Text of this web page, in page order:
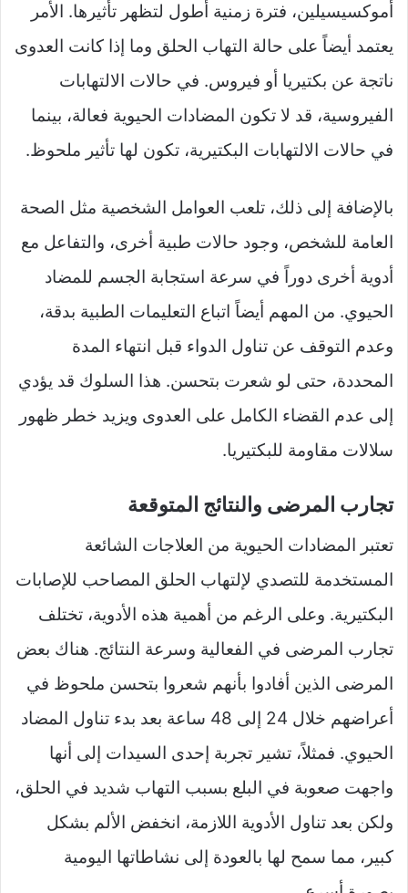
أموكسيسيلين، فترة زمنية أطول لتظهر تأثيرها. الأمر
يعتمد أيضاً على حالة التهاب الحلق وما إذا كانت العدوى
ناتجة عن بكتيريا أو فيروس. في حالات الالتهابات
الفيروسية، قد لا تكون المضادات الحيوية فعالة، بينما
في حالات الالتهابات البكتيرية، تكون لها تأثير ملحوظ.
بالإضافة إلى ذلك، تلعب العوامل الشخصية مثل الصحة
العامة للشخص، وجود حالات طبية أخرى، والتفاعل مع
أدوية أخرى دوراً في سرعة استجابة الجسم للمضاد
الحيوي. من المهم أيضاً اتباع التعليمات الطبية بدقة،
وعدم التوقف عن تناول الدواء قبل انتهاء المدة
المحددة، حتى لو شعرت بتحسن. هذا السلوك قد يؤدي
إلى عدم القضاء الكامل على العدوى ويزيد خطر ظهور
سلالات مقاومة للبكتيريا.
تجارب المرضى والنتائج المتوقعة
تعتبر المضادات الحيوية من العلاجات الشائعة
المستخدمة للتصدي لإلتهاب الحلق المصاحب للإصابات
البكتيرية. وعلى الرغم من أهمية هذه الأدوية، تختلف
تجارب المرضى في الفعالية وسرعة النتائج. هناك بعض
المرضى الذين أفادوا بأنهم شعروا بتحسن ملحوظ في
أعراضهم خلال 24 إلى 48 ساعة بعد بدء تناول المضاد
الحيوي. فمثلاً، تشير تجربة إحدى السيدات إلى أنها
واجهت صعوبة في البلع بسبب التهاب شديد في الحلق،
ولكن بعد تناول الأدوية اللازمة، انخفض الألم بشكل
كبير، مما سمح لها بالعودة إلى نشاطاتها اليومية